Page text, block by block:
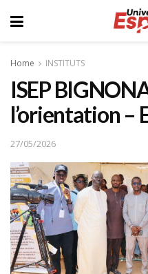
Home INSTITUTS
ISEP
l’orientation –
27/05/2026